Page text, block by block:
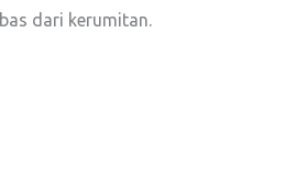
dari kerumitan.